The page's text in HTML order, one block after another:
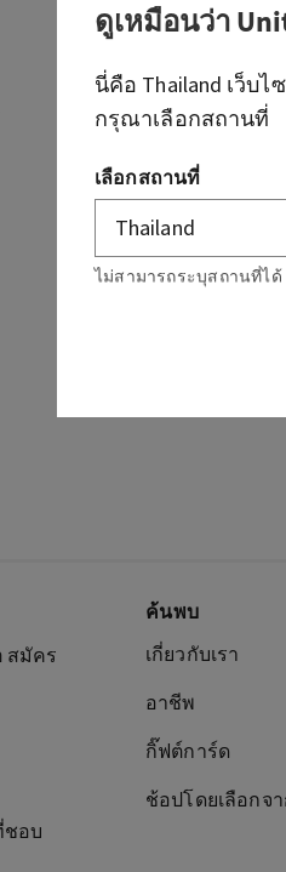
สมัคร
ชอบ
ค้นพบ
เกี่ยวกับเรา
อาชีพ
กิ๊ฟต์การ์ด
ช้อปโดยเลือกจ
ดูเหมือนว่า
นี่คือ Thailand เว็บไ
กรุณาเลือกสถานที่
เลือกสถานที่
ไม่สามารถระบุสถานที่ไ